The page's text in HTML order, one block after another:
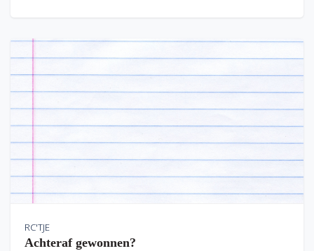
RC'TJE
Achteraf gewonnen?